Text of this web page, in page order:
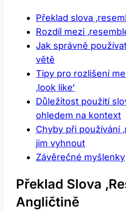
Překlad slova
Rozdíl mezi
Jak správně
větě
Tipy pro rozlišení
‚look like‘
Důležitost použití
ohledem na kontext
Chyby při používání
jim vyhnout
Závěrečné myšlenky
Překlad Slova
Angličtině